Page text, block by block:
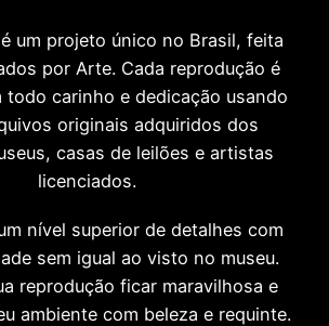
um projeto único no Brasil, feita
por Arte. Cada reprodução é
todo carinho e dedicação usando
originais adquiridos dos
casas de leilões e artistas
licenciados.
nível superior de detalhes com
sem igual ao visto no museu.
reprodução ficar maravilhosa e
ambiente com beleza e requinte.